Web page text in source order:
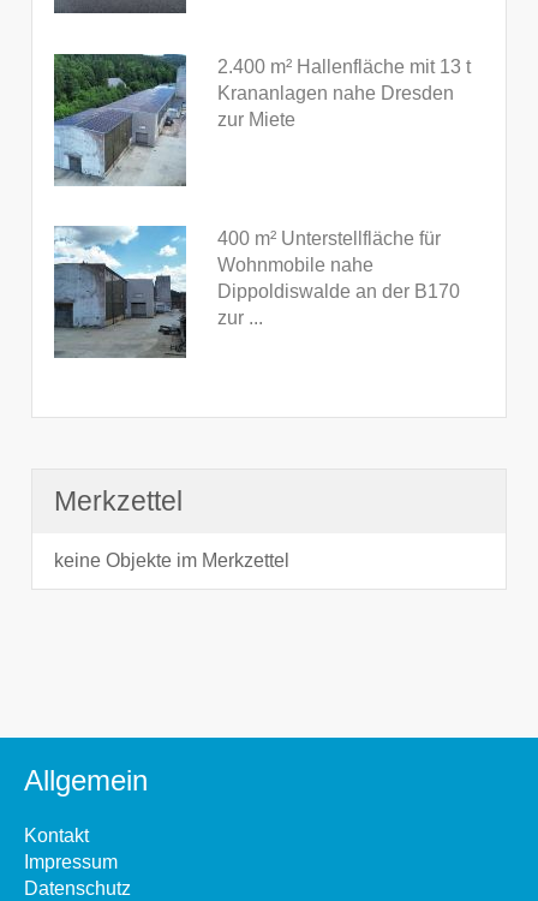
2.400 m² Hallenfläche mit 13 t
Krananlagen nahe Dresden
zur Miete
400 m² Unterstellfläche für
Wohnmobile nahe
Dippoldiswalde an der B170
zur ...
Merkzettel
keine Objekte im Merkzettel
Allgemein
Kontakt
Impressum
Datenschutz